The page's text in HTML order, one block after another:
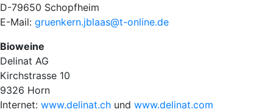
D-79650 Schopfheim
E-Mail: gruenkern.jblaas@t-online.de
Bioweine
Delinat AG
Kirchstrasse 10
9326 Horn
Internet: www.delinat.ch und www.delinat.com